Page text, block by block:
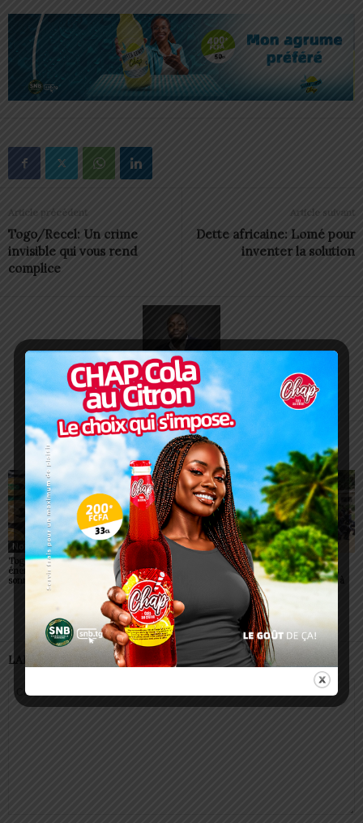
Article précédent
Togo/Recel: Un crime
invisible qui vous rend
complice
Article suivant
Dette africaine: Lomé pour
inventer la solution
Charbel SOSSOUVI
ARTICLES CONNEXES PLUS DE L'AUTEUR
Non classé
Togo/ Boissons
énergisantes: l’État tire la
sonnette d’alarme
Non classé
Togo/ Rentrée scolaire
2026-2027: consultez la
liste officielle des écoles
autorisées
Non classé
ESSAL 2026 : les
admissibles convoqués
pour la visite médicale à
Lomé
LAISSER UN COMMENTAIRE